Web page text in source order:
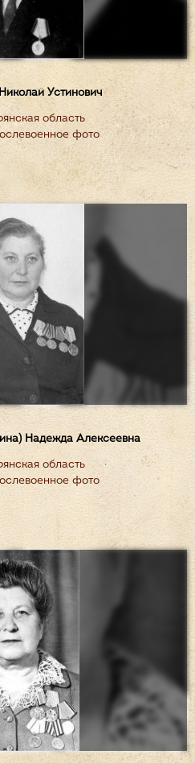
Устинович
область
фото
Надежда Алексеевна
область
фото